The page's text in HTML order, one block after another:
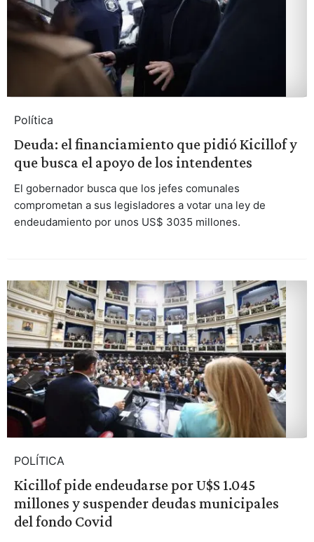
Política
Deuda: el financiamiento que pidió Kicillof y
que busca el apoyo de los intendentes
El gobernador busca que los jefes comunales
comprometan a sus legisladores a votar una ley de
endeudamiento por unos US$ 3035 millones.
POLÍTICA
Kicillof pide endeudarse por U$S 1.045
millones y suspender deudas municipales
del fondo Covid